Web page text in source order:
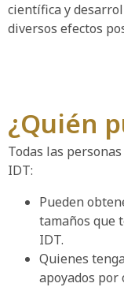
científica y
diversos efectos
¿Quién
Todas las
IDT:
Pueden
tamaños que
IDT.
Quienes
apoyados por